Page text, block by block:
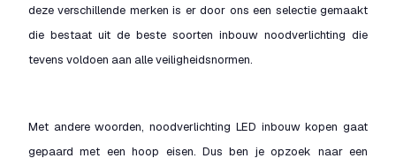
deze verschillende merken is er door ons een selectie gemaakt
die bestaat uit de beste soorten inbouw noodverlichting die
tevens voldoen aan alle veiligheidsnormen.
Met andere woorden, noodverlichting LED inbouw kopen gaat
gepaard met een hoop eisen. Dus ben je opzoek naar een